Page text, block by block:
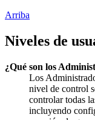
Arriba
Niveles de
¿Qué son los
Los
nivel de control
controlar todas
incluyendo